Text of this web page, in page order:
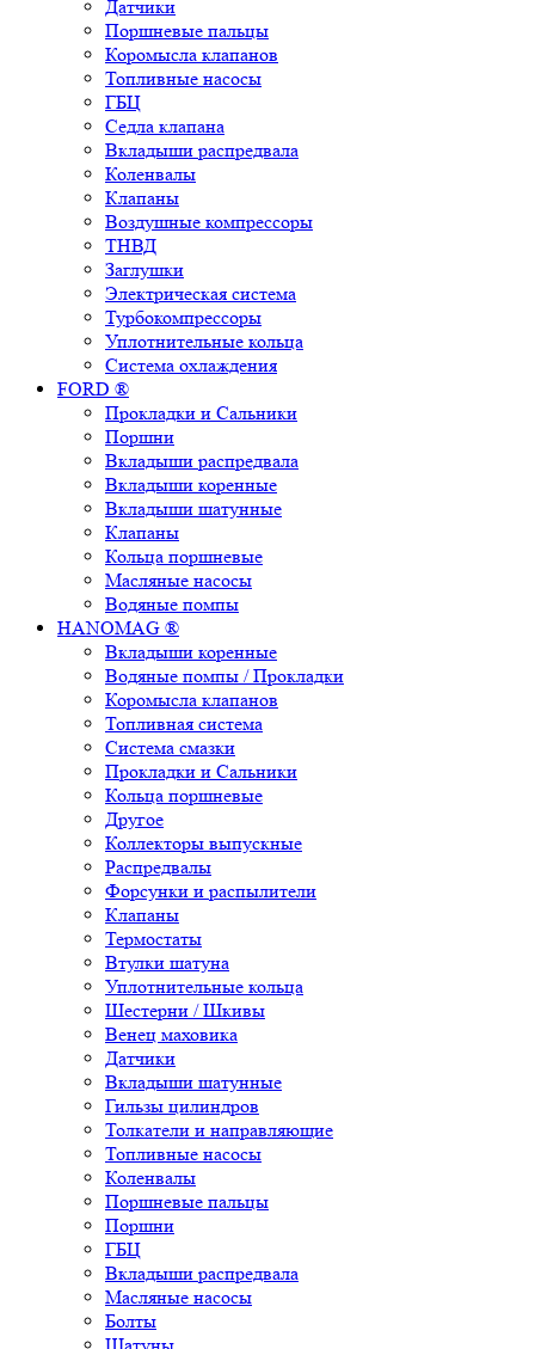
Датчики
Поршневые пальцы
Коромысла клапанов
Топливные насосы
ГБЦ
Седла клапана
Вкладыши распредвала
Коленвалы
Клапаны
Воздушные компрессоры
ТНВД
Заглушки
Электрическая система
Турбокомпрессоры
Уплотнительные кольца
Система охлаждения
FORD ®
Прокладки и Сальники
Поршни
Вкладыши распредвала
Вкладыши коренные
Вкладыши шатунные
Клапаны
Кольца поршневые
Масляные насосы
Водяные помпы
HANOMAG ®
Вкладыши коренные
Водяные помпы / Прокладки
Коромысла клапанов
Топливная система
Система смазки
Прокладки и Сальники
Кольца поршневые
Другое
Коллекторы выпускные
Распредвалы
Форсунки и распылители
Клапаны
Термостаты
Втулки шатуна
Уплотнительные кольца
Шестерни / Шкивы
Венец маховика
Датчики
Вкладыши шатунные
Гильзы цилиндров
Толкатели и направляющие
Топливные насосы
Коленвалы
Поршневые пальцы
Поршни
ГБЦ
Вкладыши распредвала
Масляные насосы
Болты